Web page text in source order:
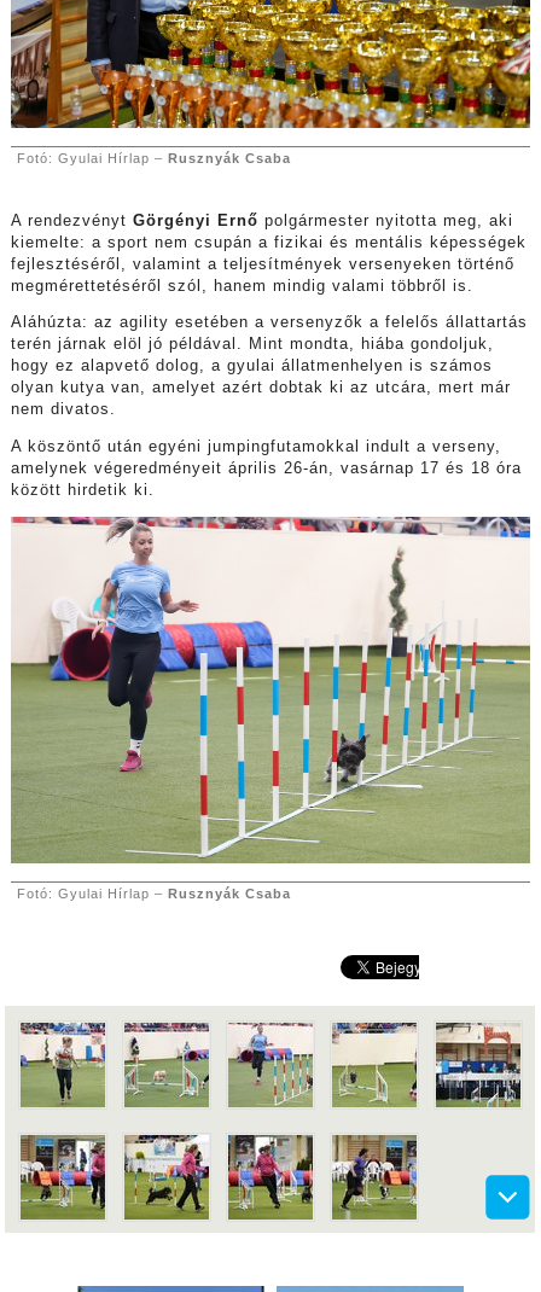
Fotó: Gyulai Hírlap – Rusznyák Csaba
A rendezvényt Görgényi Ernő polgármester nyitotta meg, aki
kiemelte: a sport nem csupán a fizikai és mentális képességek
fejlesztéséről, valamint a teljesítmények versenyeken történő
megmérettetéséről szól, hanem mindig valami többről is.
Aláhúzta: az agility esetében a versenyzők a felelős állattartás
terén járnak elöl jó példával. Mint mondta, hiába gondoljuk,
hogy ez alapvető dolog, a gyulai állatmenhelyen is számos
olyan kutya van, amelyet azért dobtak ki az utcára, mert már
nem divatos.
A köszöntő után egyéni jumpingfutamokkal indult a verseny,
amelynek végeredményeit április 26-án, vasárnap 17 és 18 óra
között hirdetik ki.
Fotó: Gyulai Hírlap – Rusznyák Csaba